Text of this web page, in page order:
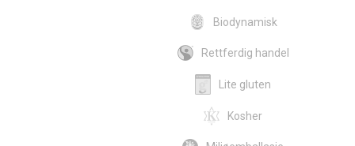
Biodynamisk
Rettferdig handel
Lite gluten
Kosher